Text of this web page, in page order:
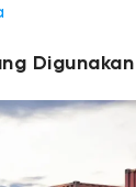
Digunakan